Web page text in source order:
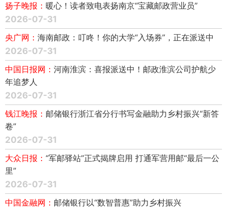
扬子晚报： 暖心！读者致电表扬南京“宝藏邮政营业员”
2026-07-31
央广网： 海南邮政：叮咚！你的大学“入场券”，正在派送中
2026-07-31
中国日报网： 河南淮滨：喜报派送中！邮政淮滨公司护航少
年追梦人
2026-07-31
钱江晚报： 邮储银行浙江省分行书写金融助力乡村振兴“新答
卷”
2026-07-31
大众日报： “军邮驿站”正式揭牌启用 打通军营用邮“最后一公
里”
2026-07-31
中国金融网： 邮储银行以“数智普惠”助力乡村振兴